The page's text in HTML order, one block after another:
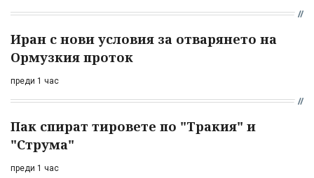
Иран с нови условия за отварянето на
Ормузкия проток
преди 1 час
Пак спират тировете по "Тракия" и
"Струма"
преди 1 час